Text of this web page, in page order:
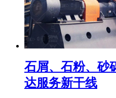
石屑、石粉、砂
达服务新干线